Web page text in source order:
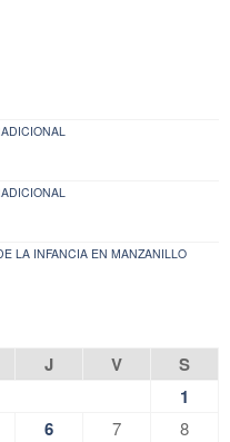
LA INFANCIA EN MANZANILLO
J V
S
1
6 7
8